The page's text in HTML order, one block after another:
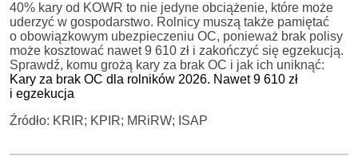
40% kary od KOWR to nie jedyne obciążenie, które może
uderzyć w gospodarstwo. Rolnicy muszą także pamiętać
o obowiązkowym ubezpieczeniu OC, ponieważ brak polisy
może kosztować nawet 9 610 zł i zakończyć się egzekucją.
Sprawdź, komu grożą kary za brak OC i jak ich uniknąć:
Kary za brak OC dla rolników 2026. Nawet 9 610 zł
i egzekucja
Źródło: KRIR; KPIR; MRiRW; ISAP